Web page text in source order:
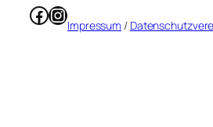
Facebook
Instagram
Impressum /